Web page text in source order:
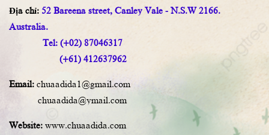
Địa chỉ: 52 Bareena street, Canley Vale - N.S.W 2166.
Australia.
Tel: (+02) 87046317
(+61) 412637962
Email: chuaadida1@gmail.com
chuaadida@ymail.com
Website: www.chuaadida.com